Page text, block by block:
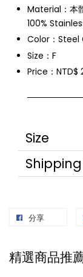
Material：本
100%
Color：Steel
Size：F
Price：NTD$
Size
分享
精選商品推